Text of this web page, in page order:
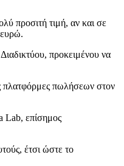
προσιτή τιμή, αν και σε
ευρώ.
προκειμένου να
πλατφόρμες πωλήσεων στον
Lab, επίσημος
έτσι ώστε το